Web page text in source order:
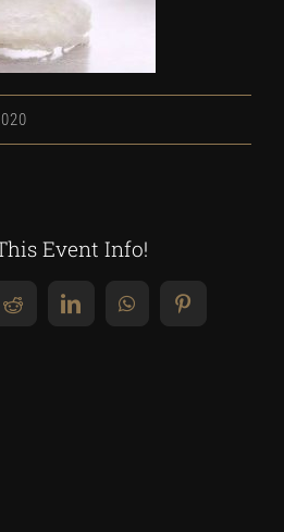
Event Info!
RedditLinkedInWhatsAppPinterest